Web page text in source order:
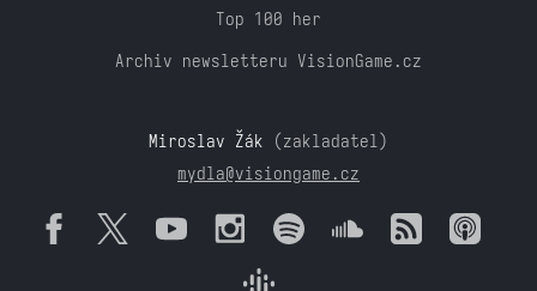
Top 100 her
Archiv newsletteru VisionGame.cz
Miroslav Žák (zakladatel)
mydla@visiongame.cz